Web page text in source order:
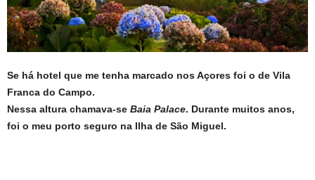
Se há hotel que me tenha marcado nos Açores foi o de Vila
Franca do Campo.
Nessa altura chamava-se Baia Palace. Durante muitos anos,
foi o meu porto seguro na Ilha de São Miguel.